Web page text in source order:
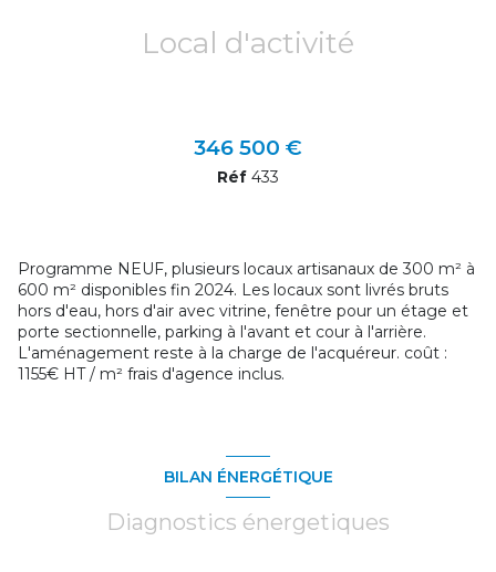
Local d'activité
346 500 €
Réf 433
Programme NEUF, plusieurs locaux artisanaux de 300 m² à
600 m² disponibles fin 2024. Les locaux sont livrés bruts
hors d'eau, hors d'air avec vitrine, fenêtre pour un étage et
porte sectionnelle, parking à l'avant et cour à l'arrière.
L'aménagement reste à la charge de l'acquéreur. coût :
1155€ HT / m² frais d'agence inclus.
BILAN ÉNERGÉTIQUE
Diagnostics énergetiques